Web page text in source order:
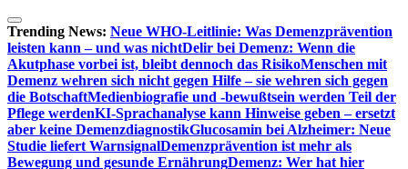
Zum
Inhalt
springen
Trending News: Neue WHO-Leitlinie: Was Demenzprävention
leisten kann – und was nichtDelir bei Demenz: Wenn die
Akutphase vorbei ist, bleibt dennoch das RisikoMenschen mit
Demenz wehren sich nicht gegen Hilfe – sie wehren sich gegen
die BotschaftMedienbiografie und -bewußtsein werden Teil der
Pflege werdenKI-Sprachanalyse kann Hinweise geben – ersetzt
aber keine DemenzdiagnostikGlucosamin bei Alzheimer: Neue
Studie liefert WarnsignalDemenzprävention ist mehr als
Bewegung und gesunde ErnährungDemenz: Wer hat hier